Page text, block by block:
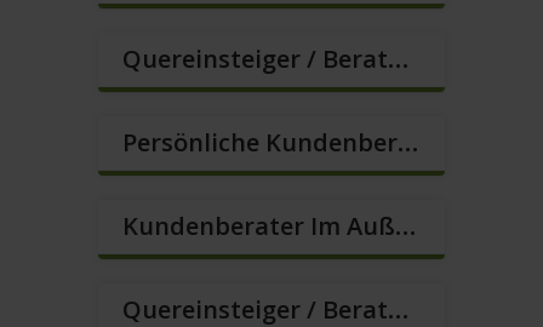
Quereinsteiger / Berater Im Vertrieb, Keine Zeitarbeit! (m/w/d)
Persönliche Kundenberater Im Außendienst (m/w/d)
Kundenberater Im Außendienst – Lokalvertrieb (m/w/d)
Quereinsteiger / Berater Im Vertrieb – Ab Sofort (m/w/d)